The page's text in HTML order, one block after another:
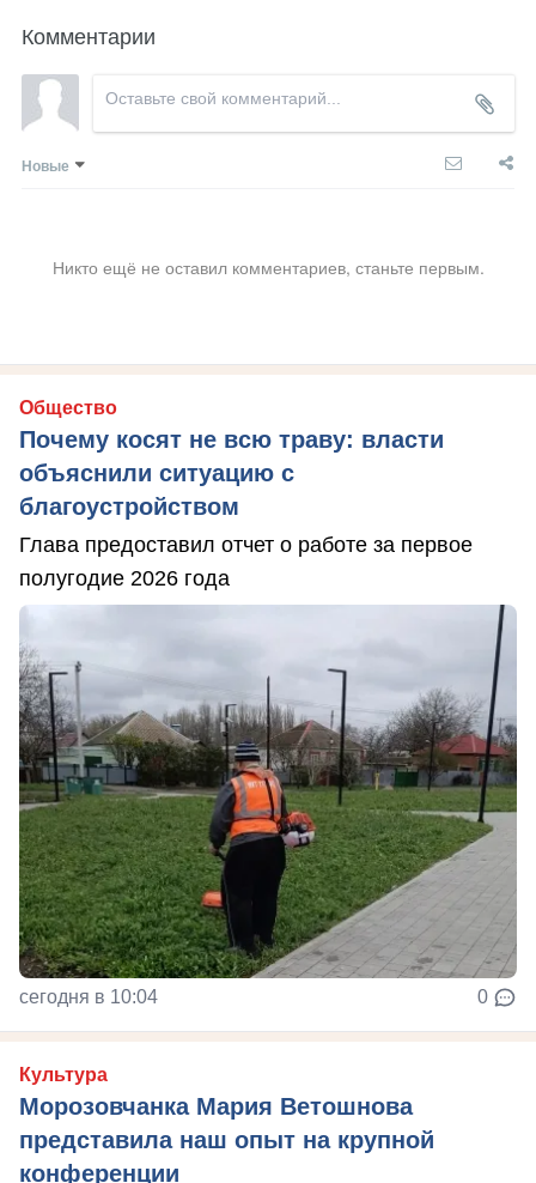
Комментарии
Новые
Никто ещё не оставил комментариев, станьте первым.
Общество
Почему косят не всю траву: власти
объяснили ситуацию с
благоустройством
Глава предоставил отчет о работе за первое
полугодие 2026 года
сегодня в 10:04 0
Культура
Морозовчанка Мария Ветошнова
представила наш опыт на крупной
конференции